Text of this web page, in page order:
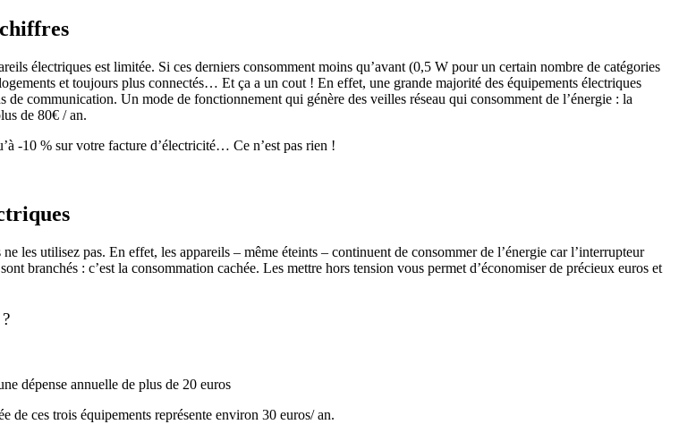
électriques est limitée. Si ces derniers consomment moins qu’avant (0,5 W pour un certain nombre de catégories
et toujours plus connectés… Et ça a un cout ! En effet, une grande majorité des équipements électriques
communication. Un mode de fonctionnement qui génère des veilles réseau qui consomment de l’énergie : la
de 80€ / an.
-10 % sur votre facture d’électricité… Ce n’est pas rien !
les utilisez pas. En effet, les appareils – même éteints – continuent de consommer de l’énergie car l’interrupteur
branchés : c’est la consommation cachée. Les mettre hors tension vous permet d’économiser de précieux euros et
dépense annuelle de plus de 20 euros
de ces trois équipements représente environ 30 euros/ an.